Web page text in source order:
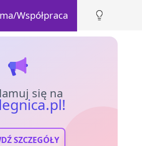
Współpraca
się na
SZCZEGÓŁY